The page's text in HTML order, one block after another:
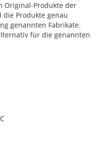
Original-Produkte der
die Produkte genau
genannten Fabrikate.
für die genannten